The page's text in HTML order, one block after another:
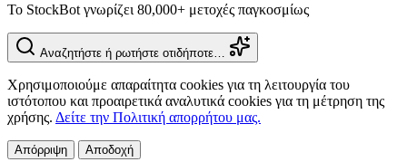
Το StockBot γνωρίζει 80,000+ μετοχές παγκοσμίως
Αναζητήστε ή ρωτήστε οτιδήποτε…
Χρησιμοποιούμε απαραίτητα cookies για τη λειτουργία του
ιστότοπου και προαιρετικά αναλυτικά cookies για τη μέτρηση της
χρήσης. Δείτε την Πολιτική απορρήτου μας.
Απόρριψη Αποδοχή